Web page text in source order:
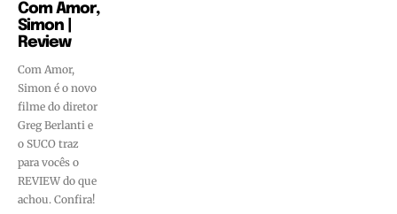
Com Amor,
Simon |
Review
Com Amor,
Simon é o novo
filme do diretor
Greg Berlanti e
o SUCO traz
para vocês o
REVIEW do que
achou. Confira!